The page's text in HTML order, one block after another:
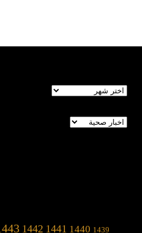
الأرشيف
تصنيفات
1439
1440
1441
1442